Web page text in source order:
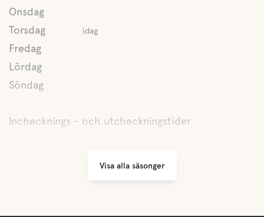
Onsdag
Torsdag
idag
Fredag
Lördag
Söndag
Inchecknings - och utcheckningstider
Visa alla säsonger